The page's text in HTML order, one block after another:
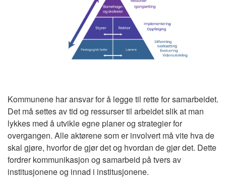
Kommunene har ansvar for å legge til rette for samarbeidet.
Det må settes av tid og ressurser til arbeidet slik at man
lykkes med å utvikle egne planer og strategier for
overgangen. Alle aktørene som er involvert må vite hva de
skal gjøre, hvorfor de gjør det og hvordan de gjør det. Dette
fordrer kommunikasjon og samarbeid på tvers av
institusjonene og innad i institusjonene.